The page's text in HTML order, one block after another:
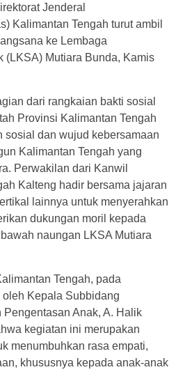
Jenderal
Kalimantan Tengah turut ambil
ke Lembaga
(LKSA) Mutiara Bunda, Kamis
dari rangkaian bakti sosial
Provinsi Kalimantan Tengah
sosial dan wujud kebersamaan
Kalimantan Tengah yang
Perwakilan dari Kanwil
Kalteng hadir bersama jajaran
lainnya untuk menyerahkan
dukungan moril kepada
naungan LKSA Mutiara
Tengah, pada
Kepala Subbidang
Anak, A. Halik
kegiatan ini merupakan
menumbuhkan rasa empati,
khususnya kepada anak-anak